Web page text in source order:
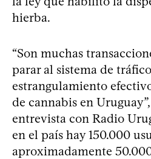
hierba.
“Son muchas
parar al sistema de
estrangulamiento
de cannabis en
entrevista con Radio
en el país hay 150.000
aproximadamente